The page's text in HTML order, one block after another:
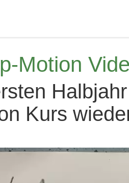
Motion
Kurs